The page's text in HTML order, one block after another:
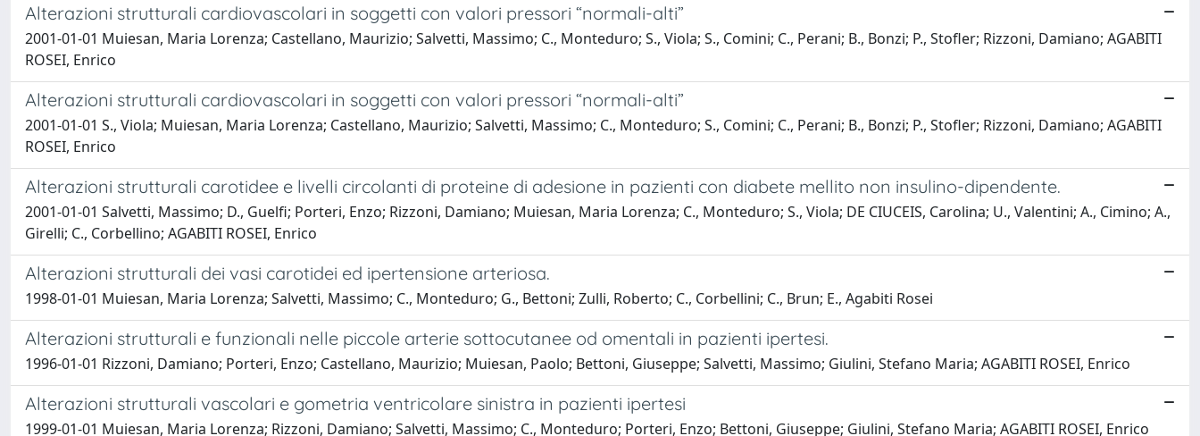
Alterazioni strutturali cardiovascolari in soggetti con valori pressori “normali-alti”
2001-01-01 Muiesan, Maria Lorenza; Castellano, Maurizio; Salvetti, Massimo; C., Monteduro; S., Viola; S., Comini; C., Perani; B., Bonzi; P., Stofler; Rizzoni, Damiano; AGABITI
ROSEI, Enrico
Alterazioni strutturali cardiovascolari in soggetti con valori pressori “normali-alti”
2001-01-01 S., Viola; Muiesan, Maria Lorenza; Castellano, Maurizio; Salvetti, Massimo; C., Monteduro; S., Comini; C., Perani; B., Bonzi; P., Stofler; Rizzoni, Damiano; AGABITI
ROSEI, Enrico
Alterazioni strutturali carotidee e livelli circolanti di proteine di adesione in pazienti con diabete mellito non insulino-dipendente.
2001-01-01 Salvetti, Massimo; D., Guelfi; Porteri, Enzo; Rizzoni, Damiano; Muiesan, Maria Lorenza; C., Monteduro; S., Viola; DE CIUCEIS, Carolina; U., Valentini; A., Cimino; A.,
Girelli; C., Corbellino; AGABITI ROSEI, Enrico
Alterazioni strutturali dei vasi carotidei ed ipertensione arteriosa.
1998-01-01 Muiesan, Maria Lorenza; Salvetti, Massimo; C., Monteduro; G., Bettoni; Zulli, Roberto; C., Corbellini; C., Brun; E., Agabiti Rosei
Alterazioni strutturali e funzionali nelle piccole arterie sottocutanee od omentali in pazienti ipertesi.
1996-01-01 Rizzoni, Damiano; Porteri, Enzo; Castellano, Maurizio; Muiesan, Paolo; Bettoni, Giuseppe; Salvetti, Massimo; Giulini, Stefano Maria; AGABITI ROSEI, Enrico
Alterazioni strutturali vascolari e gometria ventricolare sinistra in pazienti ipertesi
1999-01-01 Muiesan, Maria Lorenza; Rizzoni, Damiano; Salvetti, Massimo; C., Monteduro; Porteri, Enzo; Bettoni, Giuseppe; Giulini, Stefano Maria; AGABITI ROSEI, Enrico